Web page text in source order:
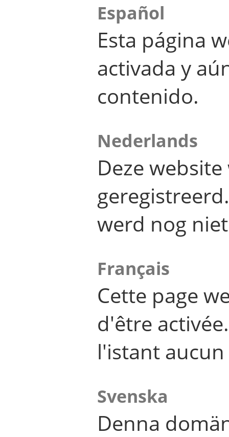
Español
Esta página
activada y
contenido.
Nederlands
Deze
werd nog
Français
Cette page
d'être
l'istant
Svenska
Denna